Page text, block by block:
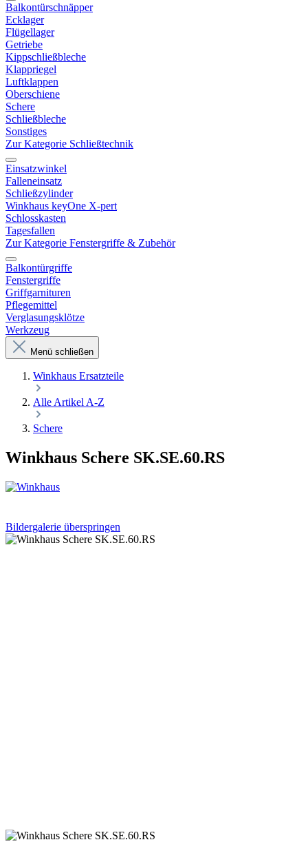
Balkontürschnäpper
Ecklager
Flügellager
Getriebe
Kippschließbleche
Klappriegel
Luftklappen
Oberschiene
Schere
Schließbleche
Sonstiges
Zur Kategorie Schließtechnik
Einsatzwinkel
Falleneinsatz
Schließzylinder
Winkhaus keyOne X-pert
Schlosskasten
Tagesfallen
Zur Kategorie Fenstergriffe & Zubehör
Balkontürgriffe
Fenstergriffe
Griffgarnituren
Pflegemittel
Verglasungsklötze
Werkzeug
Menü schließen
Winkhaus Ersatzteile
Alle Artikel A-Z
Schere
Winkhaus Schere SK.SE.60.RS
Bildergalerie überspringen